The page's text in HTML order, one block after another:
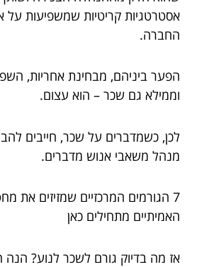
אסטרטגיות קריטיות שמשפיעות על
החברה.
הפער ביניהם, מבחינת אחריות,
וממילא גם שכר – הוא עצום.
לכן, כשמדברים על שכר, חייבים
מנהל משאבי אנוש מדברים.
7 הגורמים המרכזיים שמזיזים
האמיתיים מתחילים כאן
אז מה בדיוק גורם לשכר לנוע?